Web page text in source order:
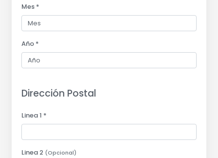
Mes *
Año *
Dirección Postal
Linea 1 *
Linea 2 (Opcional)